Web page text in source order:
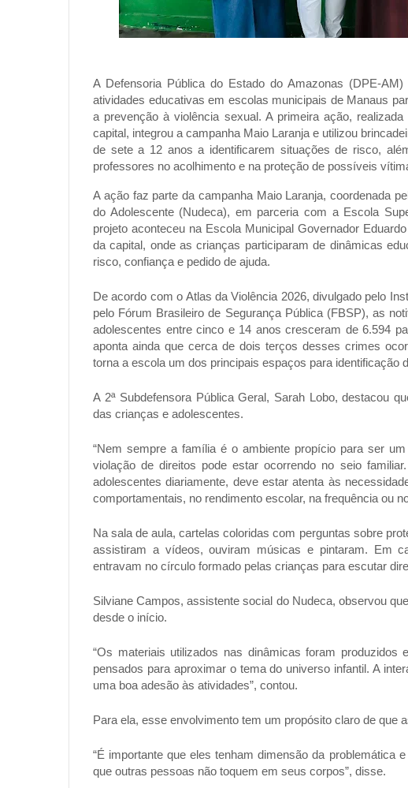
A Defensoria Pública do Estado do Amazonas (DPE-
atividades educativas em escolas municipais de Manaus
a prevenção à violência sexual. A primeira ação,
capital, integrou a campanha Maio Laranja e utilizou
de sete a 12 anos a identificarem situações de risco,
professores no acolhimento e na proteção de possíveis
A ação faz parte da campanha Maio Laranja, coordenada
do Adolescente (Nudeca), em parceria com a Escola
projeto aconteceu na Escola Municipal Governador
da capital, onde as crianças participaram de dinâmicas
risco, confiança e pedido de ajuda.
De acordo com o Atlas da Violência 2026, divulgado pelo
pelo Fórum Brasileiro de Segurança Pública (FBSP), as
adolescentes entre cinco e 14 anos cresceram de 6.594
aponta ainda que cerca de dois terços desses crimes
torna a escola um dos principais espaços para identificação
A 2ª Subdefensora Pública Geral, Sarah Lobo, destacou
das crianças e adolescentes.
“Nem sempre a família é o ambiente propício para ser
violação de direitos pode estar ocorrendo no seio
adolescentes diariamente, deve estar atenta às
comportamentais, no rendimento escolar, na frequência ou
Na sala de aula, cartelas coloridas com perguntas sobre
assistiram a vídeos, ouviram músicas e pintaram. Em
entravam no círculo formado pelas crianças para escutar
Silviane Campos, assistente social do Nudeca, observou
desde o início.
“Os materiais utilizados nas dinâmicas foram
pensados para aproximar o tema do universo infantil. A
uma boa adesão às atividades”, contou.
Para ela, esse envolvimento tem um propósito claro de que
“É importante que eles tenham dimensão da problemática
que outras pessoas não toquem em seus corpos”, disse.